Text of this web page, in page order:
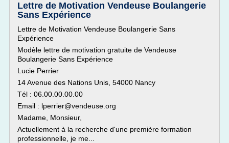
Lettre de Motivation Vendeuse Boulangerie
Sans Expérience
Lettre de Motivation Vendeuse Boulangerie Sans
Expérience
Modèle lettre de motivation gratuite de Vendeuse
Boulangerie Sans Expérience
Lucie Perrier
14 Avenue des Nations Unis, 54000 Nancy
Tél : 06.00.00.00.00
Email : lperrier@vendeuse.org
Madame, Monsieur,
Actuellement à la recherche d'une première formation
professionnelle, je me...